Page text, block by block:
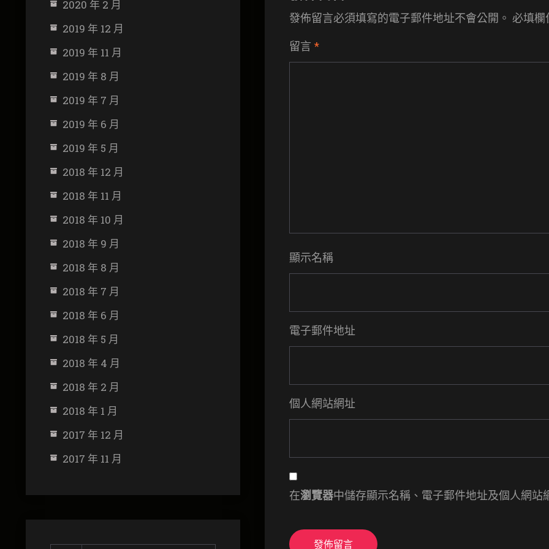
發佈留言必須填寫的電子郵件地址不會公開。 必填欄
留言 *
顯示名稱
電子郵件地址
個人網站網址
在瀏覽器中儲存顯示名稱、電子郵件地址及個人網站
2020 年 2 月
2019 年 12 月
2019 年 11 月
2019 年 8 月
2019 年 7 月
2019 年 6 月
2019 年 5 月
2018 年 12 月
2018 年 11 月
2018 年 10 月
2018 年 9 月
2018 年 8 月
2018 年 7 月
2018 年 6 月
2018 年 5 月
2018 年 4 月
2018 年 2 月
2018 年 1 月
2017 年 12 月
2017 年 11 月